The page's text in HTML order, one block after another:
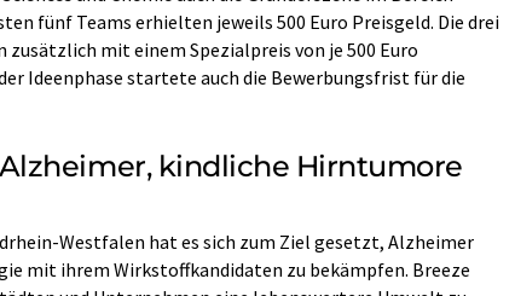
fünf Teams erhielten jeweils 500 Euro Preisgeld. Die drei
zusätzlich mit einem Spezialpreis von je 500 Euro
Ideenphase startete auch die Bewerbungsfrist für die
kindliche Hirntumore
Westfalen hat es sich zum Ziel gesetzt, Alzheimer
mit ihrem Wirkstoffkandidaten zu bekämpfen. Breeze